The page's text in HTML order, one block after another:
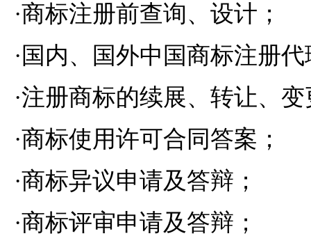
·商标注册前查询、设计；
·国内、国外中国商标注册
·注册商标的续展、转让、
·商标使用许可合同答案；
·商标异议申请及答辩；
·商标评审申请及答辩；